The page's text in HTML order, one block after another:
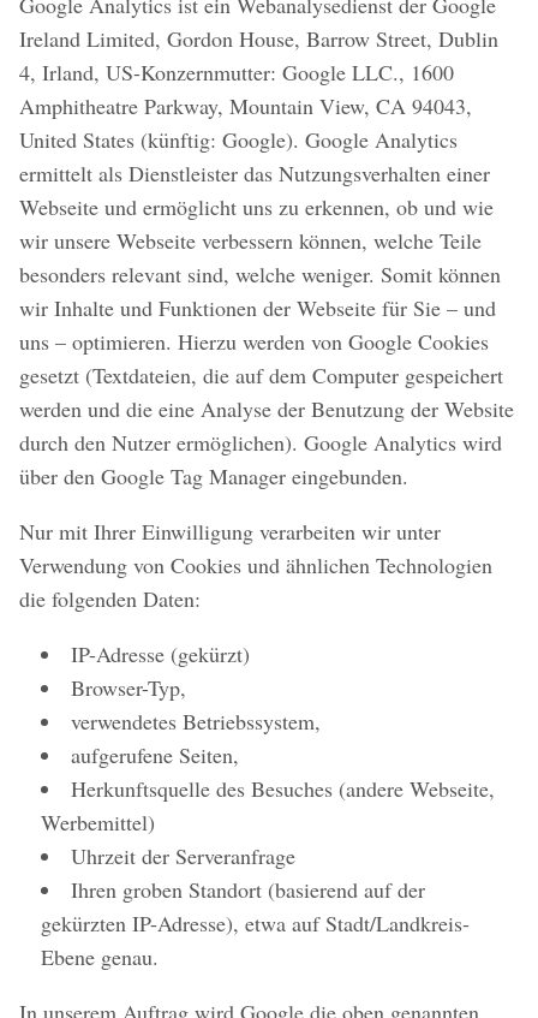
Ireland Limited, Gordon House, Barrow Street, Dublin
4, Irland, US-Konzernmutter: Google LLC., 1600
Amphitheatre Parkway, Mountain View, CA 94043,
United States (künftig: Google). Google Analytics
ermittelt als Dienstleister das Nutzungsverhalten einer
Webseite und ermöglicht uns zu erkennen, ob und wie
wir unsere Webseite verbessern können, welche Teile
besonders relevant sind, welche weniger. Somit können
wir Inhalte und Funktionen der Webseite für Sie – und
uns – optimieren. Hierzu werden von Google Cookies
gesetzt (Textdateien, die auf dem Computer gespeichert
werden und die eine Analyse der Benutzung der Website
durch den Nutzer ermöglichen). Google Analytics wird
über den Google Tag Manager eingebunden.
Nur mit Ihrer Einwilligung verarbeiten wir unter
Verwendung von Cookies und ähnlichen Technologien
die folgenden Daten:
IP-Adresse (gekürzt)
Browser-Typ,
verwendetes Betriebssystem,
aufgerufene Seiten,
Herkunftsquelle des Besuches (andere Webseite,
Werbemittel)
Uhrzeit der Serveranfrage
Ihren groben Standort (basierend auf der
gekürzten IP-Adresse), etwa auf Stadt/Landkreis-
Ebene genau.
In unserem Auftrag wird Google die oben genannten